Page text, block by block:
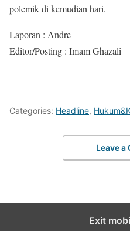
polemik di kemudian hari.
Laporan : Andre
Editor/Posting : Imam Ghazali
Categories: Headline,
Leave a
Exit